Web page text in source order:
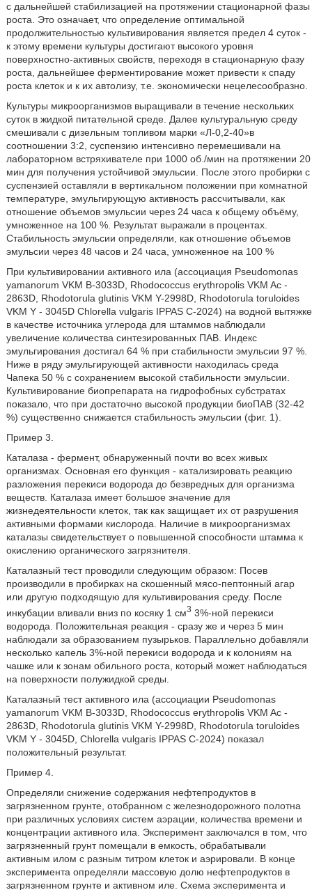
с дальнейшей стабилизацией на протяжении стационарной фазы
роста. Это означает, что определение оптимальной
продолжительностью культивирования является предел 4 суток -
к этому времени культуры достигают высокого уровня
поверхностно-активных свойств, переходя в стационарную фазу
роста, дальнейшее ферментирование может привести к спаду
роста клеток и к их автолизу, т.е. экономически нецелесообразно.
Культуры микроорганизмов выращивали в течение нескольких
суток в жидкой питательной среде. Далее культуральную среду
смешивали с дизельным топливом марки «Л-0,2-40»в
соотношении 3:2, суспензию интенсивно перемешивали на
лабораторном встряхивателе при 1000 об./мин на протяжении 20
мин для получения устойчивой эмульсии. После этого пробирки с
суспензией оставляли в вертикальном положении при комнатной
температуре, эмульгирующую активность рассчитывали, как
отношение объемов эмульсии через 24 часа к общему объёму,
умноженное на 100 %. Результат выражали в процентах.
Стабильность эмульсии определяли, как отношение объемов
эмульсии через 48 часов и 24 часа, умноженное на 100 %
При культивировании активного ила (ассоциация Pseudomonas
yamanorum VKM В-3033D, Rhodococcus erythropolis VKM Ac -
2863D, Rhodotorula glutinis VKM Y-2998D, Rhodotorula toruloides
VKM Y - 3045D Chlorella vulgaris IPPAS C-2024) на водной вытяжке
в качестве источника углерода для штаммов наблюдали
увеличение количества синтезированных ПАВ. Индекс
эмульгирования достигал 64 % при стабильности эмульсии 97 %.
Ниже в ряду эмульгирующей активности находилась среда
Чапека 50 % с сохранением высокой стабильности эмульсии.
Культивирование биопрепарата на гидрофобных субстратах
показало, что при достаточно высокой продукции биоПАВ (32-42
%) существенно снижается стабильность эмульсии (фиг. 1).
Пример 3.
Каталаза - фермент, обнаруженный почти во всех живых
организмах. Основная его функция - катализировать реакцию
разложения перекиси водорода до безвредных для организма
веществ. Каталаза имеет большое значение для
жизнедеятельности клеток, так как защищает их от разрушения
активными формами кислорода. Наличие в микроорганизмах
каталазы свидетельствует о повышенной способности штамма к
окислению органического загрязнителя.
Каталазный тест проводили следующим образом: Посев
производили в пробирках на скошенный мясо-пептонный агар
или другую подходящую для культивирования среду. После
инкубации вливали вниз по косяку 1 см3 3%-ной перекиси
водорода. Положительная реакция - сразу же и через 5 мин
наблюдали за образованием пузырьков. Параллельно добавляли
несколько капель 3%-ной перекиси водорода и к колониям на
чашке или к зонам обильного роста, который может наблюдаться
на поверхности полужидкой среды.
Каталазный тест активного ила (ассоциации Pseudomonas
yamanorum VKM В-3033D, Rhodococcus erythropolis VKM Ac -
2863D, Rhodotorula glutinis VKM Y-2998D, Rhodotorula toruloides
VKM Y - 3045D, Chlorella vulgaris IPPAS C-2024) показал
положительный результат.
Пример 4.
Определяли снижение содержания нефтепродуктов в
загрязненном грунте, отобранном с железнодорожного полотна
при различных условиях систем аэрации, количества времени и
концентрации активного ила. Эксперимент заключался в том, что
загрязненный грунт помещали в емкость, обрабатывали
активным илом с разным титром клеток и аэрировали. В конце
эксперимента определяли массовую долю нефтепродуктов в
загрязненном грунте и активном иле. Схема эксперимента и